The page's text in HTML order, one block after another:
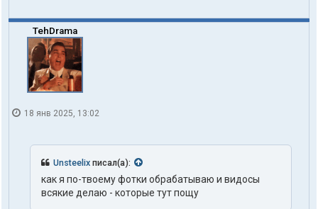
TehDrama
18 янв 2025, 13:02
Unsteelix писал(а):
как я по-твоему фотки обрабатываю и видосы
всякие делаю - которые тут пощу